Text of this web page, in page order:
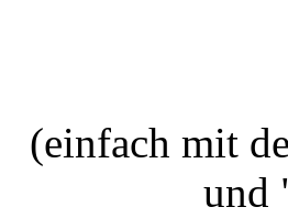
(einfach mit
und